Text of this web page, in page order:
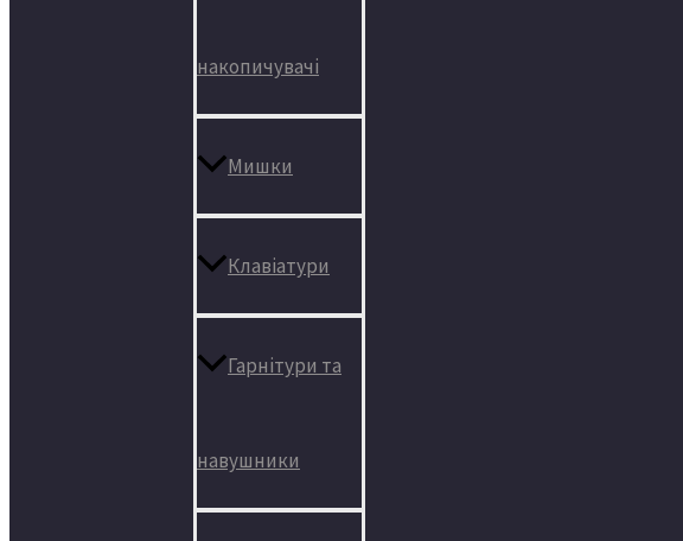
накопичувачі
Мишки
Клавіатури
Гарнітури та
навушники